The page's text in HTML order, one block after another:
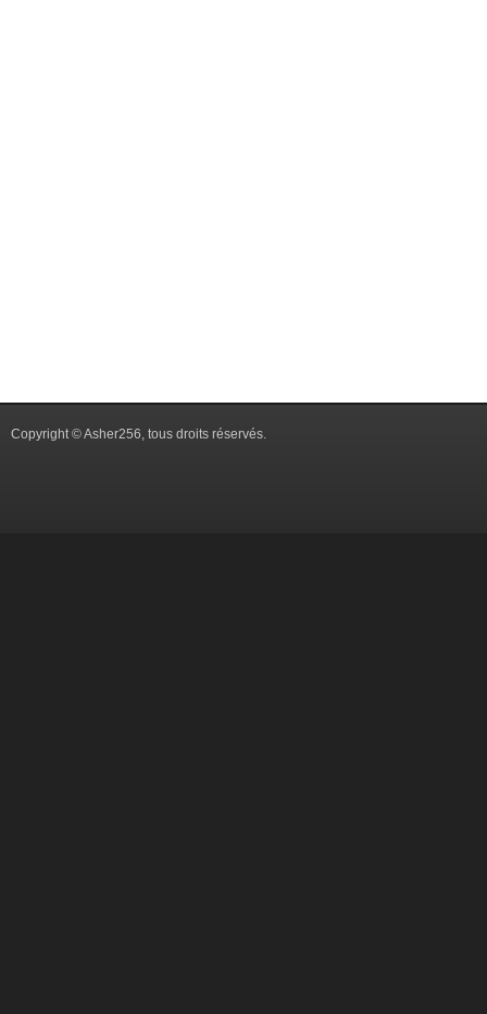
Copyright © Asher256, tous droits réservés.